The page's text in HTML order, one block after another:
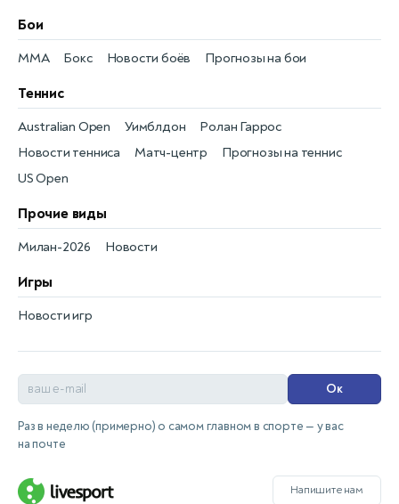
Бои
Новости боёв
MMA Прогнозы на бои
Бокс
Теннис
Новости тенниса
Australian Open
Матч-центр
Уимблдон
Прогнозы на теннис
Ролан Гаррос
US Open
Прочие виды
Новости
Милан-2026
Игры
Новости игр
Ок
Раз в неделю (примерно) о самом главном в спорте — у вас
на почте
Напишите нам